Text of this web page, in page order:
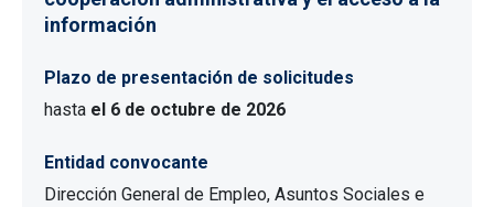
información
Plazo de presentación de solicitudes
hasta el 6 de octubre de 2026
Entidad convocante
Dirección General de Empleo, Asuntos Sociales e